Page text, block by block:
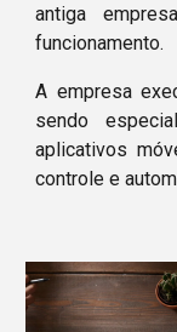
antiga
funcionamento.
A empresa
sendo
aplicativos
controle e